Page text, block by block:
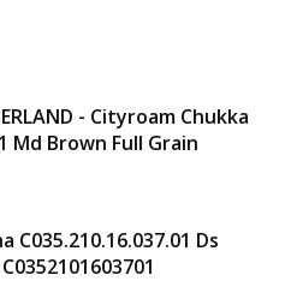
- Cityroam Chukka
Md Brown Full Grain
C035.210.16.037.01 Ds